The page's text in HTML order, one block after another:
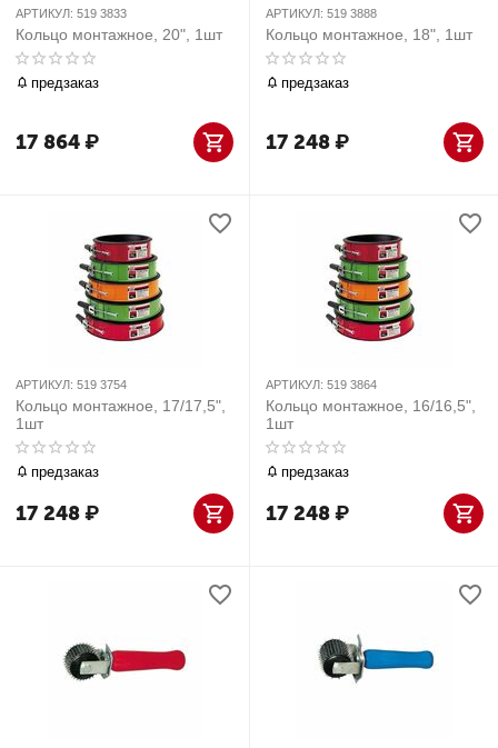
АРТИКУЛ: 519 3833
Кольцо монтажное, 20", 1шт
предзаказ
17 864₽
АРТИКУЛ: 519 3888
Кольцо монтажное, 18", 1шт
предзаказ
17 248₽
АРТИКУЛ: 519 3754
Кольцо монтажное, 17/17,5",
1шт
предзаказ
17 248₽
АРТИКУЛ: 519 3864
Кольцо монтажное, 16/16,5",
1шт
предзаказ
17 248₽